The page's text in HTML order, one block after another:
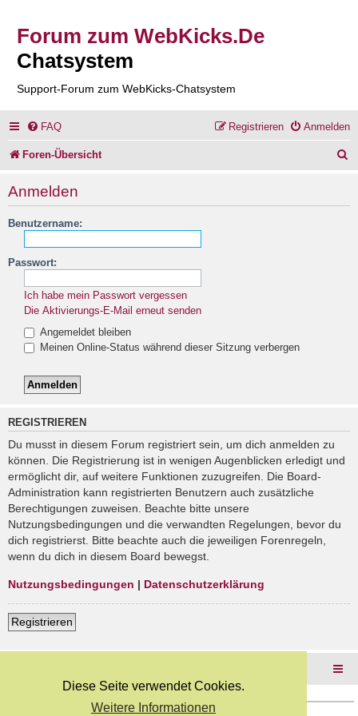
Diese Seite verwendet Cookies.
Weitere Informationen
Forum zum WebKicks.De
Chatsystem
Support-Forum zum WebKicks-Chatsystem
FAQ Anmelden
Registrieren
Foren-Übersicht
Anmelden
Benutzername:
Passwort:
Ich habe mein Passwort vergessen
Die Aktivierungs-E-Mail erneut senden
Angemeldet bleiben
Meinen Online-Status während dieser Sitzung verbergen
REGISTRIEREN
Du musst in diesem Forum registriert sein, um dich anmelden zu
können. Die Registrierung ist in wenigen Augenblicken erledigt und
ermöglicht dir, auf weitere Funktionen zuzugreifen. Die Board-
Administration kann registrierten Benutzern auch zusätzliche
Berechtigungen zuweisen. Beachte bitte unsere
Nutzungsbedingungen und die verwandten Regelungen, bevor du
dich registrierst. Bitte beachte auch die jeweiligen Forenregeln,
wenn du dich in diesem Board bewegst.
Nutzungsbedingungen | Datenschutzerklärung
Registrieren